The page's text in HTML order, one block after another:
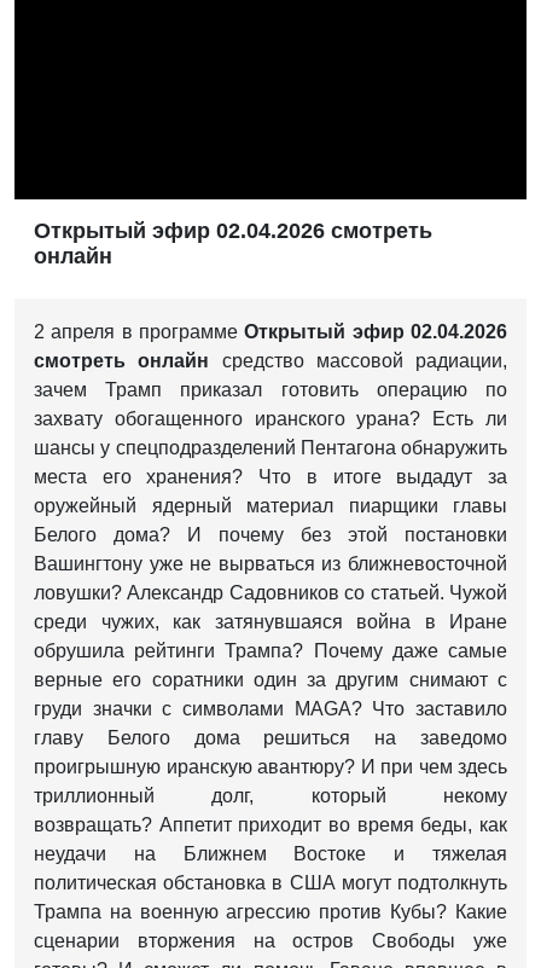
Открытый эфир 02.04.2026 смотреть
онлайн
2 апреля в программеОткрытый эфир 02.04.2026
смотреть онлайн средство массовой радиации,
зачем Трамп приказал готовить операцию по
захвату обогащенного иранского урана? Есть ли
шансы у спецподразделений Пентагона обнаружить
места его хранения? Что в итоге выдадут за
оружейный ядерный материал пиарщики главы
Белого дома? И почему без этой постановки
Вашингтону уже не вырваться из ближневосточной
ловушки? Александр Садовников со статьей. Чужой
среди чужих, как затянувшаяся война в Иране
обрушила рейтинги Трампа? Почему даже самые
верные его соратники один за другим снимают с
груди значки с символами MАGА? Что заставило
главу Белого дома решиться на заведомо
проигрышную иранскую авантюру? И при чем здесь
триллионный долг, который некому
возвращать? Аппетит приходит во время беды, как
неудачи на Ближнем Востоке и тяжелая
политическая обстановка в США могут подтолкнуть
Трампа на военную агрессию против Кубы? Какие
сценарии вторжения на остров Свободы уже